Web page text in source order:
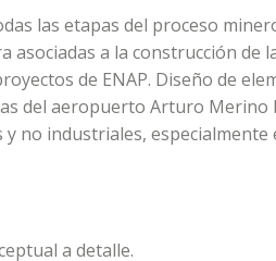
las etapas del proceso
a la construcción de
de ENAP. Diseño de
del aeropuerto Arturo Merino
no industriales, especialmente
a detalle.